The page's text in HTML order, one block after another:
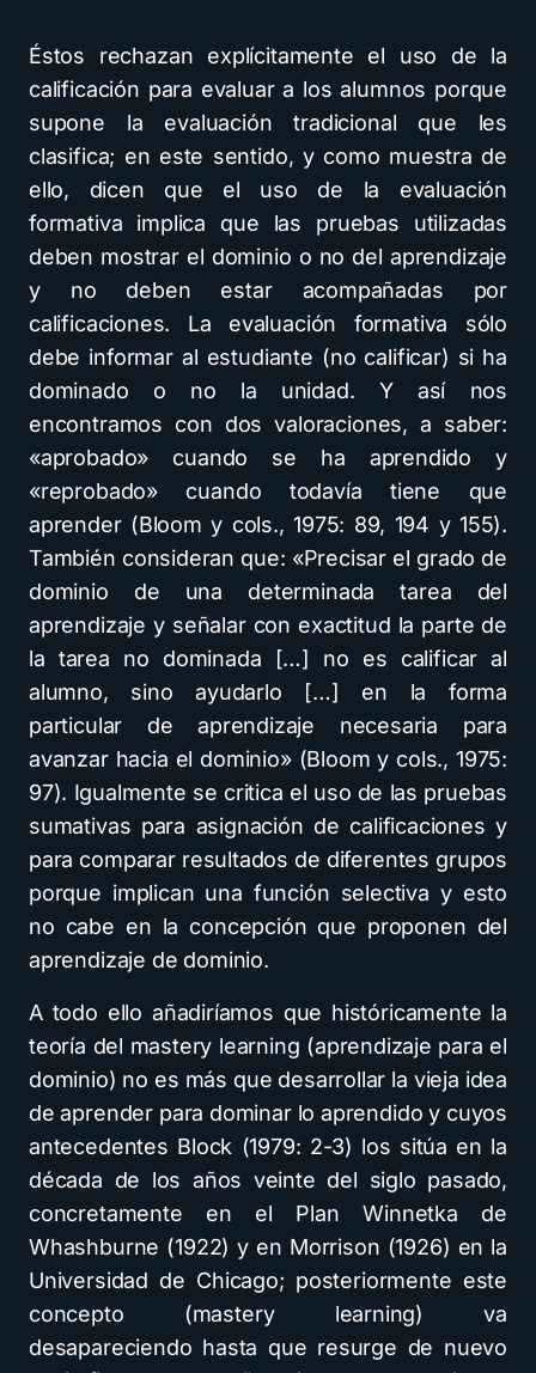
Éstos rechazan explícitamente el uso de la
calificación para evaluar a los alumnos porque
supone la evaluación tradicional que les
clasifica; en este sentido, y como muestra de
ello, dicen que el uso de la evaluación
formativa implica que las pruebas utilizadas
deben mostrar el dominio o no del aprendizaje
y no deben estar acompañadas por
calificaciones. La evaluación formativa sólo
debe informar al estudiante (no calificar) si ha
dominado o no la unidad. Y así nos
encontramos con dos valoraciones, a saber:
«aprobado» cuando se ha aprendido y
«reprobado» cuando todavía tiene que
aprender (Bloom y cols., 1975: 89, 194 y 155).
También consideran que: «Precisar el grado de
dominio de una determinada tarea del
aprendizaje y señalar con exactitud la parte de
la tarea no dominada […] no es calificar al
alumno, sino ayudarlo […] en la forma
particular de aprendizaje necesaria para
avanzar hacia el dominio» (Bloom y cols., 1975:
97). Igualmente se critica el uso de las pruebas
sumativas para asignación de calificaciones y
para comparar resultados de diferentes grupos
porque implican una función selectiva y esto
no cabe en la concepción que proponen del
aprendizaje de dominio.
A todo ello añadiríamos que históricamente la
teoría del mastery learning (aprendizaje para el
dominio) no es más que desarrollar la vieja idea
de aprender para dominar lo aprendido y cuyos
antecedentes Block (1979: 2-3) los sitúa en la
década de los años veinte del siglo pasado,
concretamente en el Plan Winnetka de
Whashburne (1922) y en Morrison (1926) en la
Universidad de Chicago; posteriormente este
concepto (mastery learning) va
desapareciendo hasta que resurge de nuevo